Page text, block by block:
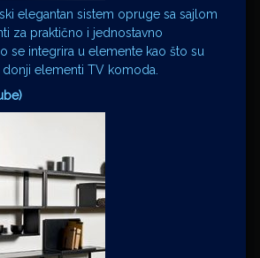
elegantan sistem opruge sa sajlom
za praktično i jednostavno
se integrira u elemente kao što su
elementi TV komoda.